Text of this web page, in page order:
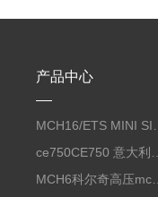
产品中心